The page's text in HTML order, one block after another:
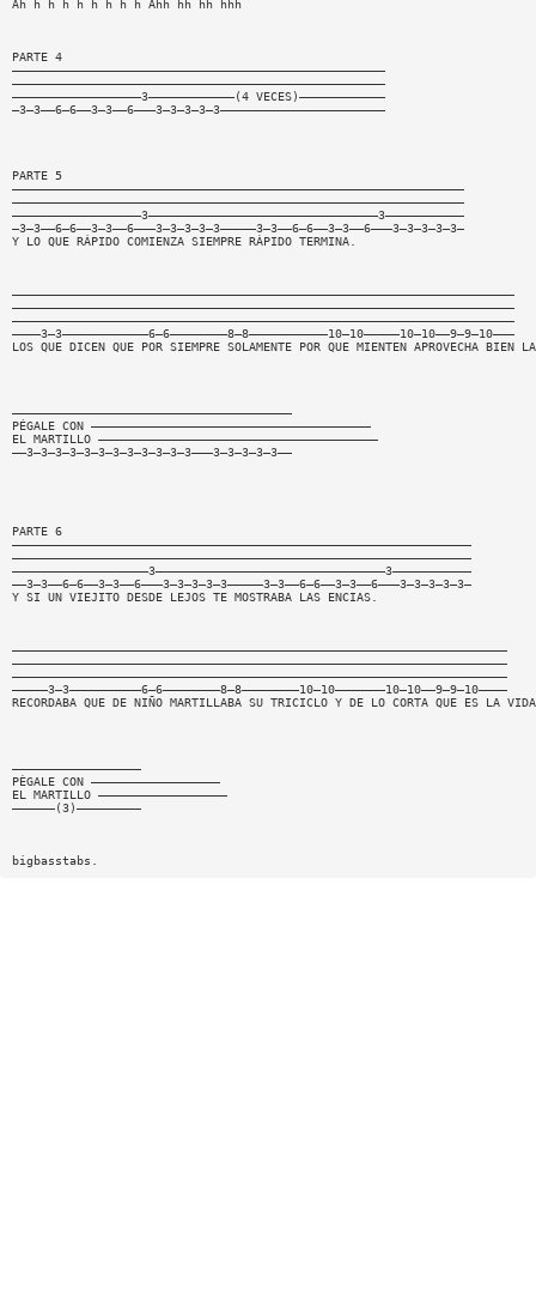
Ah h h h h h h h h Ahh hh hh hhh
PARTE 4
————————————————————————————————————————————————————
————————————————————————————————————————————————————
——————————————————3————————————(4 VECES)————————————
—3—3——6—6——3—3——6———3—3—3—3—3———————————————————————
PARTE 5
———————————————————————————————————————————————————————————————
———————————————————————————————————————————————————————————————
——————————————————3————————————————————————————————3———————————
—3—3——6—6——3—3——6———3—3—3—3—3—————3—3——6—6——3—3——6———3—3—3—3—3—
Y LO QUE RÁPIDO COMIENZA SIEMPRE RÀPIDO TERMINA.
——————————————————————————————————————————————————————————————————————
——————————————————————————————————————————————————————————————————————
——————————————————————————————————————————————————————————————————————
————3—3————————————6—6————————8—8———————————10—10—————10—10——9—9—10———
LOS QUE DICEN QUE POR SIEMPRE SOLAMENTE POR QUE MIENTEN APROVECHA BIEN
———————————————————————————————————————
PÉGALE CON ———————————————————————————————————————
EL MARTILLO ———————————————————————————————————————
——3—3—3—3—3—3—3—3—3—3—3—3———3—3—3—3—3——
PARTE 6
————————————————————————————————————————————————————————————————
————————————————————————————————————————————————————————————————
———————————————————3————————————————————————————————3———————————
——3—3——6—6——3—3——6———3—3—3—3—3—————3—3——6—6——3—3——6———3—3—3—3—3—
Y SI UN VIEJITO DESDE LEJOS TE MOSTRABA LAS ENCIAS.
—————————————————————————————————————————————————————————————————————
—————————————————————————————————————————————————————————————————————
—————————————————————————————————————————————————————————————————————
—————3—3——————————6—6————————8—8————————10—10———————10—10——9—9—10————
RECORDABA QUE DE NIÑO MARTILLABA SU TRICICLO Y DE LO CORTA QUE ES LA
——————————————————
PÈGALE CON ——————————————————
EL MARTILLO ——————————————————
——————(3)—————————
bigbasstabs.